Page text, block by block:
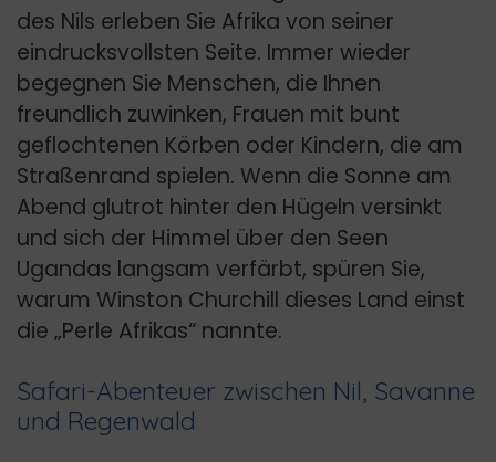
des Nils erleben Sie Afrika von seiner
eindrucksvollsten Seite. Immer wieder
begegnen Sie Menschen, die Ihnen
freundlich zuwinken, Frauen mit bunt
geflochtenen Körben oder Kindern, die am
Straßenrand spielen. Wenn die Sonne am
Abend glutrot hinter den Hügeln versinkt
und sich der Himmel über den Seen
Ugandas langsam verfärbt, spüren Sie,
warum Winston Churchill dieses Land einst
die „Perle Afrikas“ nannte.
Safari-Abenteuer zwischen Nil, Savanne
und Regenwald